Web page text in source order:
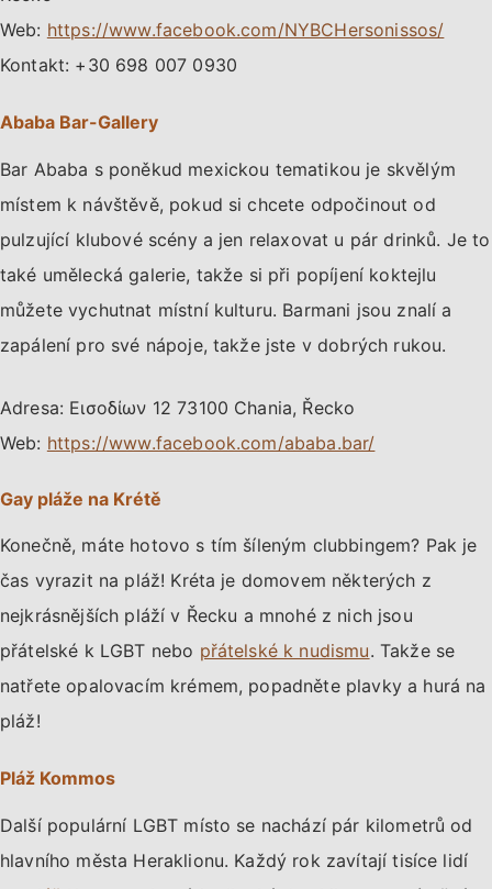
Web: https://www.facebook.com/NYBCHersonissos/
Kontakt: +30 698 007 0930
Ababa Bar-Gallery
Bar Ababa s poněkud mexickou tematikou je skvělým
místem k návštěvě, pokud si chcete odpočinout od
pulzující klubové scény a jen relaxovat u pár drinků. Je to
také umělecká galerie, takže si při popíjení koktejlu
můžete vychutnat místní kulturu. Barmani jsou znalí a
zapálení pro své nápoje, takže jste v dobrých rukou.
Adresa: Εισοδίων 12 73100 Chania, Řecko
Web: https://www.facebook.com/ababa.bar/
Gay pláže na Krétě
Konečně, máte hotovo s tím šíleným clubbingem? Pak je
čas vyrazit na pláž! Kréta je domovem některých z
nejkrásnějších pláží v Řecku a mnohé z nich jsou
přátelské k LGBT nebo přátelské k nudismu. Takže se
natřete opalovacím krémem, popadněte plavky a hurá na
pláž!
Pláž Kommos
Další populární LGBT místo se nachází pár kilometrů od
hlavního města Heraklionu. Každý rok zavítají tisíce lidí